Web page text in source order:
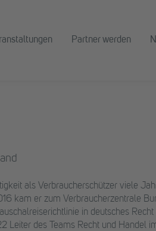
Partner werden
als Verbraucherschützer viele
kam er zum Verbraucherzentrale
in deutsches
Leiter des Teams Recht und Handel